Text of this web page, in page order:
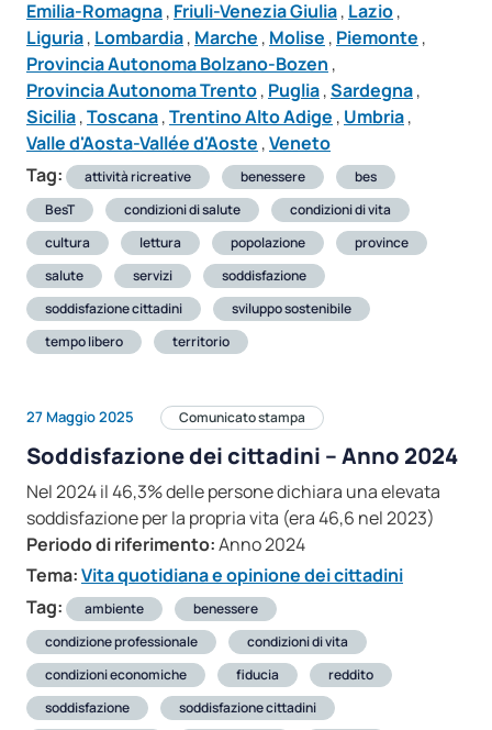
Emilia-Romagna, Friuli-Venezia Giulia, Lazio,
Liguria, Lombardia, Marche , Molise , Piemonte ,
Provincia Autonoma Bolzano-Bozen ,
Provincia Autonoma Trento, Puglia,Sardegna,
Sicilia,Toscana,Trentino Alto Adige , Umbria,
Valle d'Aosta-Vallée d'Aoste ,Veneto
Tag:
attività ricreative benessere
bes
BesT
condizioni di salute
condizioni di vita
cultura
lettura popolazione
province
salute
servizi
soddisfazione
soddisfazione cittadini
sviluppo sostenibile
tempo libero
territorio
27 Maggio 2025 Comunicato stampa
Soddisfazione dei cittadini – Anno 2024
Nel 2024 il 46,3% delle persone dichiara una elevata
soddisfazione per la propria vita (era 46,6 nel 2023)
Periodo di riferimento:Anno 2024
Tema:Vita quotidiana e opinione dei cittadini
Tag:
ambiente
benessere
condizione professionale
condizioni di vita
condizioni economiche
fiducia
reddito
soddisfazione
soddisfazione cittadini